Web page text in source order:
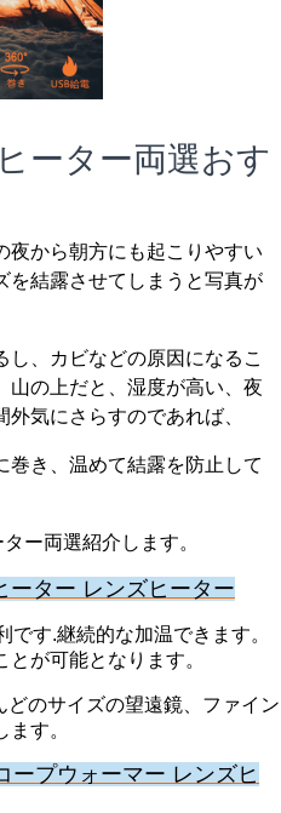
ーター両選おす
夜から朝方にも起こりやすい
を結露させてしまうと写真が
、カビなどの原因になるこ
山の上だと、湿度が高い、夜
気にさらすのであれば、
き、 温めて結露を防止して
ー両選紹介します。
ター レンズヒーター
す.継続的な加温できます。
が可能となります。
のサイズの望遠鏡、ファイン
す。
ープウォーマー レンズヒ